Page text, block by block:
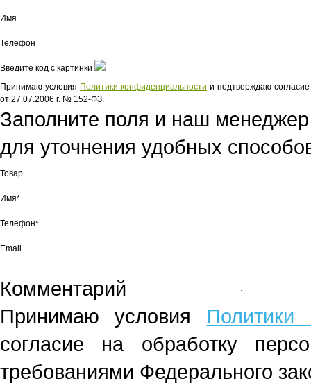
Имя
Телефон
Введите код с картинки
Принимаю условия Политики конфиденциальности и подтверждаю
от 27.07.2006 г. № 152-ФЗ.
Заполните поля и наш
для уточнения удобных
Товар
Имя*
Телефон*
Email
Комментарий
Принимаю условия Политики
согласие на обработку
требованиями Федерального